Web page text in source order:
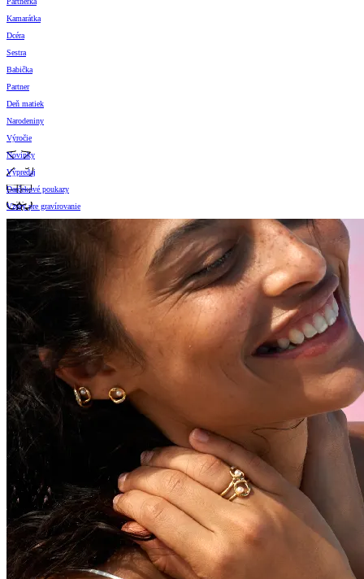
Kamarátka
Dcéra
Sestra
Babička
Partner
Deň matiek
Narodeniny
Výročie
Novinky
Výpredaj
Darčekové poukazy
Vzory pre gravírovanie